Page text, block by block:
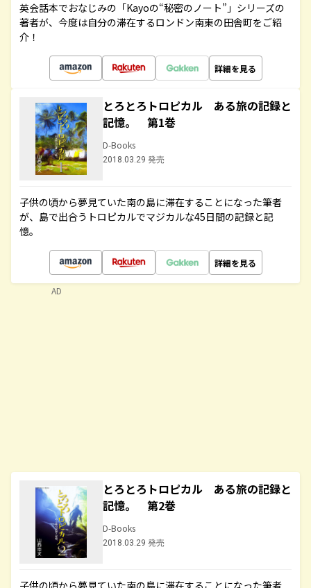
英会話本でおなじみの「Kayoの“秘密のノート”」シリーズの
著者が、今度は自分の滞在するロンドン南東の田舎町をご紹
介！
詳細を見る
とろとろトロピカル ある旅の記録と
記憶。 第1巻
D-Books
2018.03.29 発売
子供の頃から夢見ていた南の島に滞在することになった筆者
が、島で出合うトロピカルでマジカルな45日間の記録と記
憶。
詳細を見る
とろとろトロピカル ある旅の記録と
記憶。 第2巻
D-Books
2018.03.29 発売
子供の頃から夢見ていた南の島に滞在することになった筆者
AD